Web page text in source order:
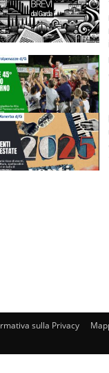
sulla Privacy